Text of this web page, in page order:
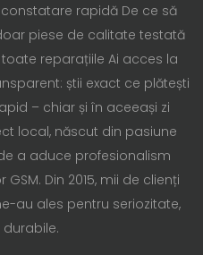
rapidă De ce să
piese de calitate testată
reparațiile Ai acces la
știi exact ce plătești
– chiar și în aceeași zi
local, născut din pasiune
a aduce profesionalism
Din 2015, mii de clienți
au ales pentru seriozitate,